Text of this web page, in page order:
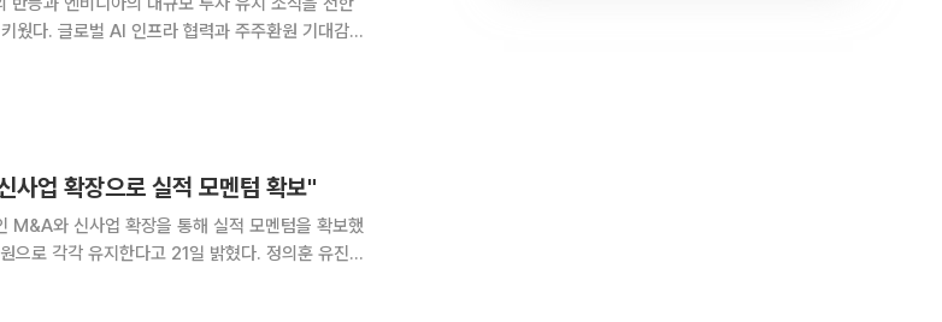
웠다. 글로벌 AI 인프라 협력과 주주환원 기대감이
양상이 뚜렷하게
사업 확장으로 실적 모멘텀 확보"
M&A와 신사업 확장을 통해 실적 모멘텀을 확보했
유지한다고 21일 밝혔다. 정의훈 유진투
영업이익은 캐주